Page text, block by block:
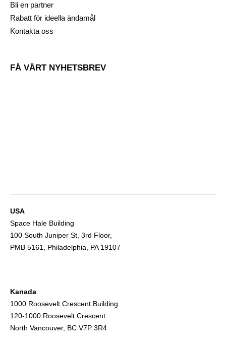
Bli en partner
Rabatt för ideella ändamål
Kontakta oss
FÅ VÅRT NYHETSBREV
USA
Space Hale Building
100 South Juniper St, 3rd Floor,
PMB 5161, Philadelphia, PA 19107
Kanada
1000 Roosevelt Crescent Building
120-1000 Roosevelt Crescent
North Vancouver, BC V7P 3R4